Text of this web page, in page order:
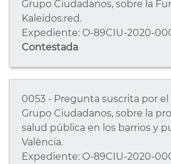
Grupo Ciudadanos, sobre la
Kaleidos.red.
Expediente: O-89CIU-2020-
Contestada
0053 - Pregunta suscrita por el
Grupo Ciudadanos, sobre la
salud pública en los barrios y
València.
Expediente: O-89CIU-2020-